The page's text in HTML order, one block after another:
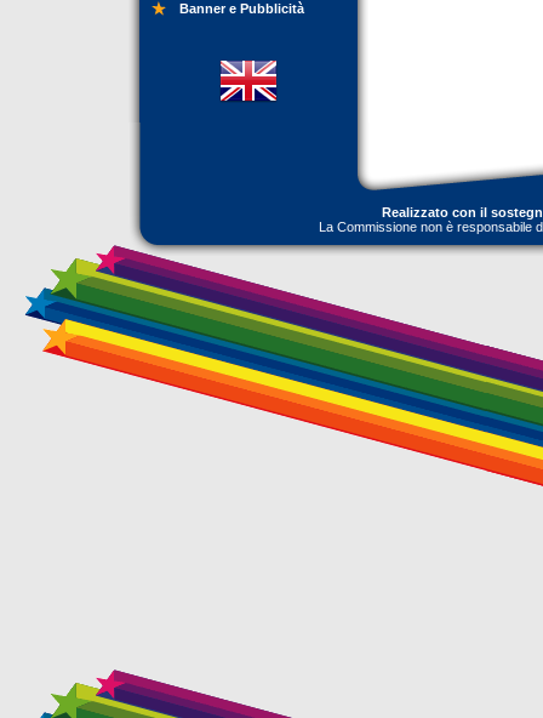
Banner e Pubblicità
Realizzato con il
La Commissione non è responsabile